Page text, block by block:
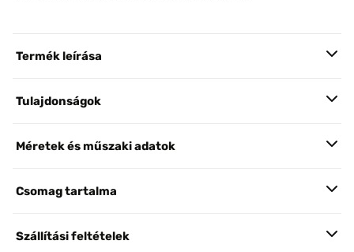
Termék leírása
Tulajdonságok
Méretek és műszaki adatok
Csomag tartalma
Szállítási feltételek